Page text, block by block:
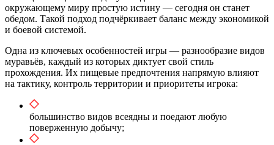
окружающему миру простую истину — сегодня он станет
обедом. Такой подход подчёркивает баланс между экономикой
и боевой системой.
Одна из ключевых особенностей игры — разнообразие видов
муравьёв, каждый из которых диктует свой стиль
прохождения. Их пищевые предпочтения напрямую влияют
на тактику, контроль территории и приоритеты игрока:
большинство видов всеядны и поедают любую
поверженную добычу;